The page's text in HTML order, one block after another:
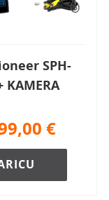
SPH-
KAMERA
€